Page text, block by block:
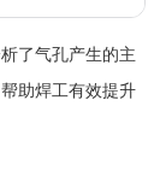
了气孔产生的主
助焊工有效提升